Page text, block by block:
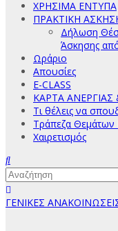
ΧΡΗΣΙΜΑ ΕΝΤΥΠΑ
ΠΡΑΚΤΙΚΗ
Δήλωση
Άσκησης
Ωράριο
Απουσίες
E-CLASS
ΚΑΡΤΑ ΑΝΕΡΓΙΑΣ
Τι θέλεις να
Τράπεζα Θεμάτων
Χαιρετισμός
ΓΕΝΙΚΕΣ